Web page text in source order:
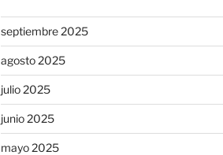
septiembre 2025
agosto 2025
julio 2025
junio 2025
mayo 2025